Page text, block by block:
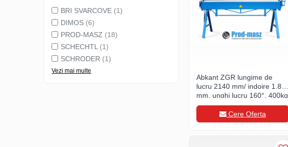
BRI SVARCOVE (1)
DIMOS (6)
PROD-MASZ (18)
SCHECHTL (1)
SCHRODER (1)
Vezi mai multe
Abkant ZGR lungime de
lucru 2140 mm/ indoire 1.8
mm, unghi lucru 160°, 400kg
Cere Oferta